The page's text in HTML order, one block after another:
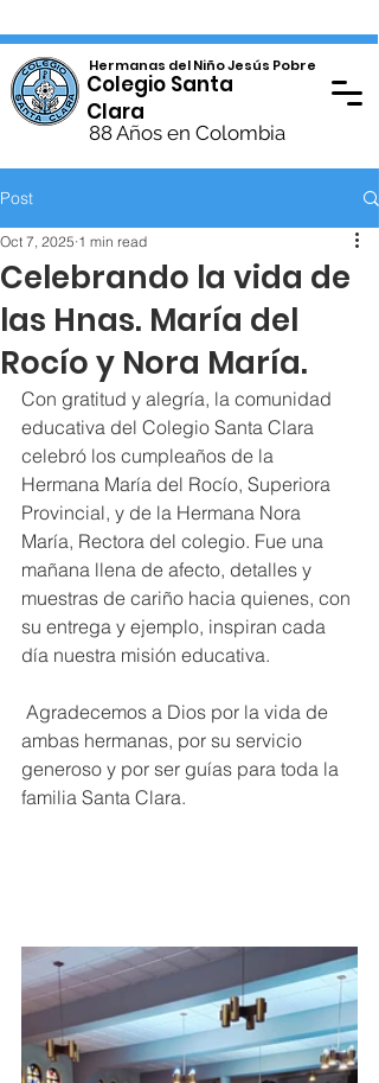
Hermanas del Niño Jesús Pobre
Colegio Santa
Clara
88 Años en Colombia
Post
Celebrando la vida de
las Hnas. María del
Rocío y Nora María.
Oct 7, 2025 1 min read
Con gratitud y alegría, la comunidad
educativa del Colegio Santa Clara
celebró los cumpleaños de la
Hermana María del Rocío, Superiora
Provincial, y de la Hermana Nora
María, Rectora del colegio. Fue una
mañana llena de afecto, detalles y
muestras de cariño hacia quienes, con
su entrega y ejemplo, inspiran cada
día nuestra misión educativa.
ambas hermanas, por su servicio
generoso y por ser guías para toda la
familia Santa Clara.